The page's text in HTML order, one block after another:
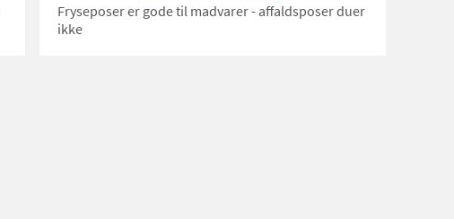
Fryseposer er gode til madvarer - affaldsposer duer
ikke